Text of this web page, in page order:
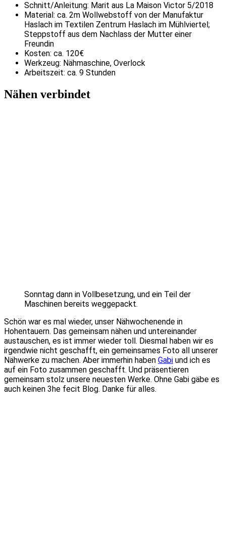
Schnitt/Anleitung: Marit aus La Maison Victor 5/2018
Material: ca. 2m Wollwebstoff von der Manufaktur
Haslach im Textilen Zentrum Haslach im Mühlviertel;
Steppstoff aus dem Nachlass der Mutter einer
Freundin
Kosten: ca. 120€
Werkzeug: Nähmaschine, Overlock
Arbeitszeit: ca. 9 Stunden
Nähen verbindet
Sonntag dann in Vollbesetzung, und ein Teil der
Maschinen bereits weggepackt.
Schön war es mal wieder, unser Nähwochenende in
Hohentauern. Das gemeinsam nähen und untereinander
austauschen, es ist immer wieder toll. Diesmal haben wir es
irgendwie nicht geschafft, ein gemeinsames Foto all unserer
Nähwerke zu machen. Aber immerhin haben Gabi und ich es
auf ein Foto zusammen geschafft. Und präsentieren
gemeinsam stolz unsere neuesten Werke. Ohne Gabi gäbe es
auch keinen 3he fecit Blog. Danke für alles.